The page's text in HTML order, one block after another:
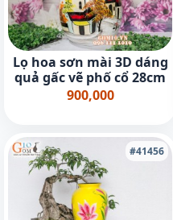
Lọ hoa sơn mài 3D dáng
quả gấc vẽ phố cổ 28cm
900,000
#41456